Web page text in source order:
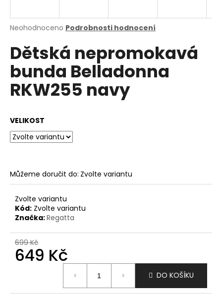
Průměrné
produktu
je
0,0
5
hvězdiček.
Neohodnoceno Podrobnosti hodnocení
Dětská nepromokavá
bunda Belladonna
RKW255 navy
VELIKOST
Můžeme doručit do: Zvolte variantu
Zvolte variantu
Kód: Zvolte variantu
Značka:Regatta
699 Kč
649 Kč
DO KOŠÍKU
j
t
?
o
p
u
č
u